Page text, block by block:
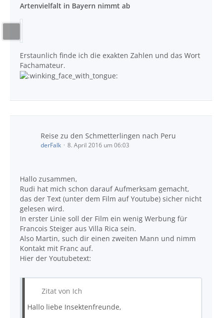
Artenvielfalt in Bayern nimmt ab
Erstaunlich finde ich die exakten Zahlen und das Wort
Fachamateur.
Reise zu den Schmetterlingen nach Peru
derFalk 8. April 2016 um 06:03
Hallo zusammen,
Rudi hat mich schon darauf Aufmerksam gemacht,
das der Text (unter dem Film auf Youtube) sicher nicht
gelesen wird.
In erster Linie soll der Film ein wenig Werbung für
Francois Steiger aus Villa Rica sein.
Also Martin, such dir einen zweiten Mann und nimm
Kontakt mit Franc auf.
Hier der Youtubetext:
Zitat von Ich
Hallo liebe Insektenfreunde,